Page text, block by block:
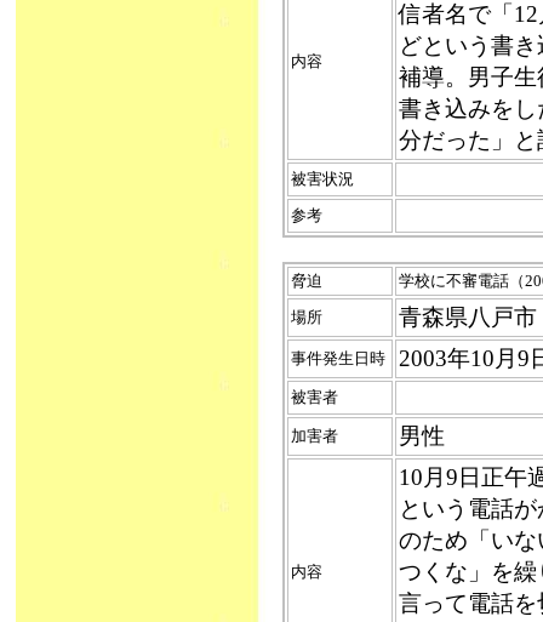
内容
信者名で「
どという書
補導。男子
書き込みを
分だった」
被害状況
参考
脅迫
学校に不審電
場所
青森県八戸
事件発生日時 2003年10
被害者
加害者 男性
内容
10月9日正午
という電話
のため「い
つくな」を
言って電話